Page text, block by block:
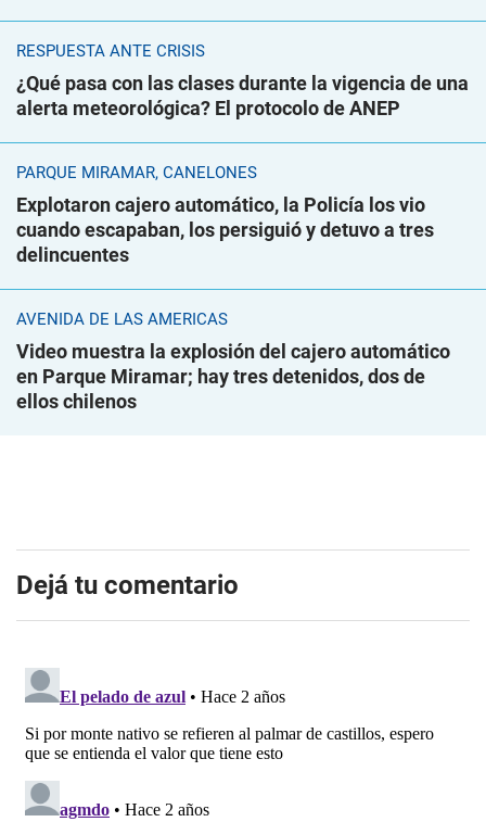
RESPUESTA ANTE CRISIS
¿Qué pasa con las clases durante la vigencia de una
alerta meteorológica? El protocolo de ANEP
PARQUE MIRAMAR, CANELONES
Explotaron cajero automático, la Policía los vio
cuando escapaban, los persiguió y detuvo a tres
delincuentes
AVENIDA DE LAS AMÉRICAS
Video muestra la explosión del cajero automático
en Parque Miramar; hay tres detenidos, dos de
ellos chilenos
Dejá tu comentario